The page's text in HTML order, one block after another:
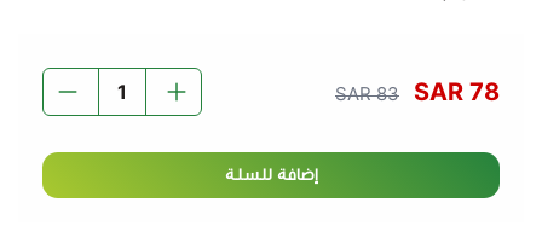
78 SAR
83 SAR
إضافة للسلة